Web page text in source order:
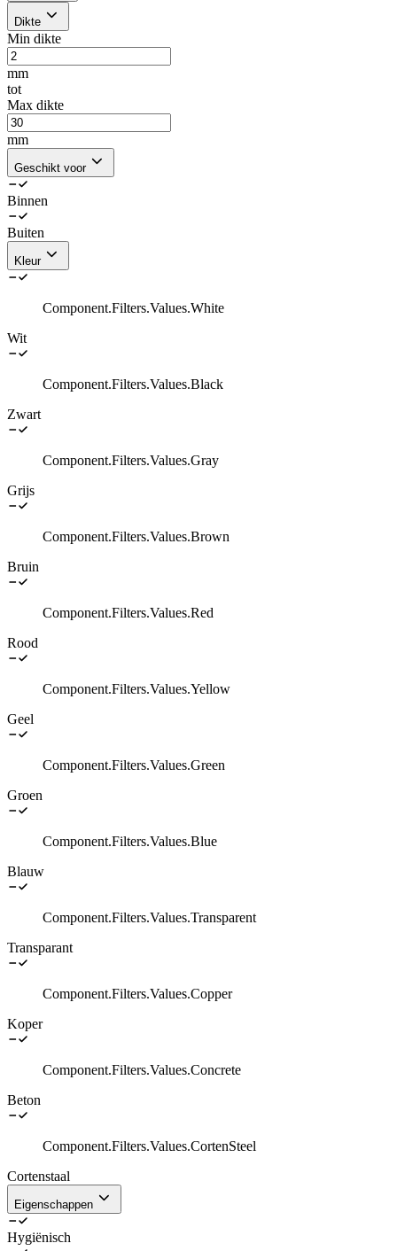
Dikte
Min dikte
mm
tot
Max dikte
mm
Geschikt voor
Binnen
Buiten
Kleur
Component.Filters.Values.White
Wit
Component.Filters.Values.Black
Zwart
Component.Filters.Values.Gray
Grijs
Component.Filters.Values.Brown
Bruin
Component.Filters.Values.Red
Rood
Component.Filters.Values.Yellow
Geel
Component.Filters.Values.Green
Groen
Component.Filters.Values.Blue
Blauw
Component.Filters.Values.Transparent
Transparant
Component.Filters.Values.Copper
Koper
Component.Filters.Values.Concrete
Beton
Component.Filters.Values.CortenSteel
Cortenstaal
Eigenschappen
Hygiënisch